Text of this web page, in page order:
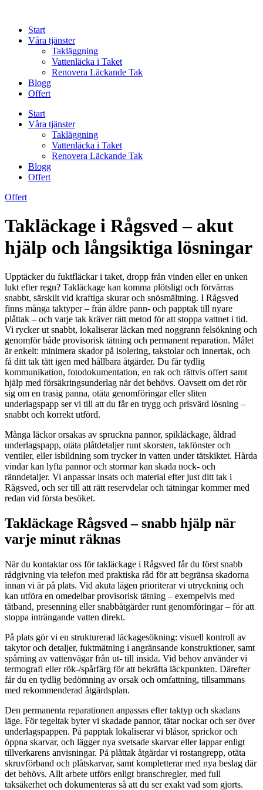
contentStart
Våra tjänster
Takläggning
Vattenläcka i Taket
Renovera Läckande Tak
Blogg
Offert
Start
Våra tjänster
Takläggning
Vattenläcka i Taket
Renovera Läckande Tak
Blogg
Offert
Offert
Takläckage i Rågsved – akut
hjälp och långsiktiga lösningar
Upptäcker du fuktfläckar i taket, dropp från vinden eller en unken
lukt efter regn? Takläckage kan komma plötsligt och förvärras
snabbt, särskilt vid kraftiga skurar och snösmältning. I Rågsved
finns många taktyper – från äldre pann- och papptak till nyare
plåttak – och varje tak kräver rätt metod för att stoppa vattnet i tid.
Vi rycker ut snabbt, lokaliserar läckan med noggrann felsökning och
genomför både provisorisk tätning och permanent reparation. Målet
är enkelt: minimera skador på isolering, takstolar och innertak, och
få ditt tak tätt igen med hållbara åtgärder. Du får tydlig
kommunikation, fotodokumentation, en rak och rättvis offert samt
hjälp med försäkringsunderlag när det behövs. Oavsett om det rör
sig om en trasig panna, otäta genomföringar eller sliten
underlagspapp ser vi till att du får en trygg och prisvärd lösning –
snabbt och korrekt utförd.
Många läckor orsakas av spruckna pannor, spikläckage, åldrad
underlagspapp, otäta plåtdetaljer runt skorsten, takfönster och
ventiler, eller isbildning som trycker in vatten under tätskiktet. Hårda
vindar kan lyfta pannor och stormar kan skada nock- och
ränndetaljer. Vi anpassar insats och material efter just ditt tak i
Rågsved, och ser till att rätt reservdelar och tätningar kommer med
redan vid första besöket.
Takläckage Rågsved – snabb hjälp när
varje minut räknas
När du kontaktar oss för takläckage i Rågsved får du först snabb
rådgivning via telefon med praktiska råd för att begränsa skadorna
innan vi är på plats. Vid akuta lägen prioriterar vi utryckning och
kan utföra en omedelbar provisorisk tätning – exempelvis med
tätband, presenning eller snabbåtgärder runt genomföringar – för att
stoppa inträngande vatten direkt.
På plats gör vi en strukturerad läckagesökning: visuell kontroll av
takytor och detaljer, fuktmätning i angränsande konstruktioner, samt
spårning av vattenvägar från ut- till insida. Vid behov använder vi
termografi eller rök-/spårfärg för att bekräfta läckpunkten. Därefter
får du en tydlig bedömning av orsak och omfattning, tillsammans
med rekommenderad åtgärdsplan.
Den permanenta reparationen anpassas efter taktyp och skadans
läge. För tegeltak byter vi skadade pannor, tätar nockar och ser över
underlagspappen. På papptak lokaliserar vi blåsor, sprickor och
öppna skarvar, och lägger nya svetsade skarvar eller lappar enligt
tillverkarens anvisningar. På plåttak åtgärdar vi rostangrepp, otäta
skruvförband och plåtskarvar, samt kompletterar med nya beslag där
det behövs. Allt arbete utförs enligt branschregler, med full
taksäkerhet och dokumenteras så att du ser exakt vad som gjorts.